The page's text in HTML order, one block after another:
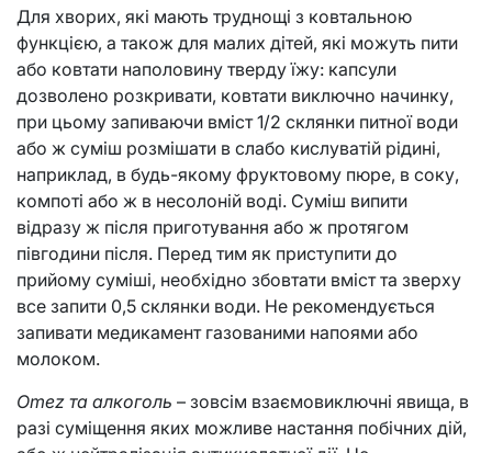
Для хворих, які мають труднощі з ковтальною
функцією, а також для малих дітей, які можуть пити
або ковтати наполовину тверду їжу: капсули
дозволено розкривати, ковтати виключно начинку,
при цьому запиваючи вміст 1/2 склянки питної води
або ж суміш розмішати в слабо кислуватій рідині,
наприклад, в будь-якому фруктовому пюре, в соку,
компоті або ж в несолоній воді. Суміш випити
відразу ж після приготування або ж протягом
півгодини після. Перед тим як приступити до
прийому суміші, необхідно збовтати вміст та зверху
все запити 0,5 склянки води. Не рекомендується
запивати медикамент газованими напоями або
молоком.
Omez та алкоголь – зовсім взаємовиключні явища, в
разі суміщення яких можливе настання побічних дій,